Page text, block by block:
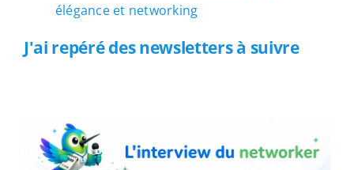
élégance et networking
J'ai repéré des newsletters à suivre